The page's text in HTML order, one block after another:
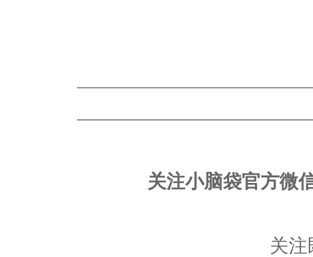
关注小脑袋官方微
关注